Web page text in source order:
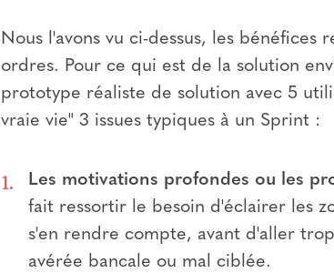
Nous l'avons vu ci-dessus, les
ordres. Pour ce qui est de la solution
prototype réaliste de solution avec 5
vraie vie" 3 issues typiques à un Sprint :
Les motivations profondes ou les
fait ressortir le besoin d'éclairer les
s'en rendre compte, avant d'aller
avérée bancale ou mal ciblée.